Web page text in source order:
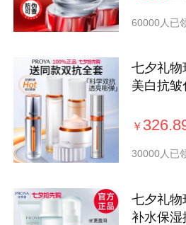
60000人已
七夕礼物
美白抗皱
￥
30000人已
七夕礼物
补水保湿